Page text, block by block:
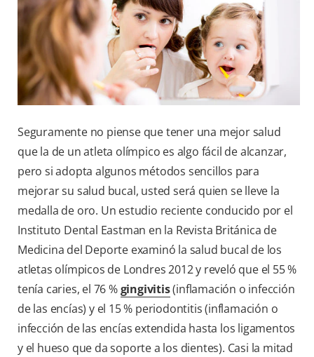
CUPONES
DONDE COMPRAR
PY (ES)
Seguramente no piense que tener una mejor salud
que la de un atleta olímpico es algo fácil de alcanzar,
pero si adopta algunos métodos sencillos para
mejorar su salud bucal, usted será quien se lleve la
medalla de oro. Un estudio reciente conducido por el
Instituto Dental Eastman en la Revista Británica de
Medicina del Deporte examinó la salud bucal de los
atletas olímpicos de Londres 2012 y reveló que el 55 %
tenía caries, el 76 %gingivitis(inflamación o infección
de las encías) y el 15 % periodontitis (inflamación o
infección de las encías extendida hasta los ligamentos
y el hueso que da soporte a los dientes). Casi la mitad